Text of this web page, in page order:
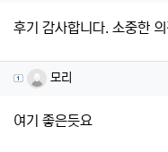
후기 감사합니다. 소중한
모리님의 댓글
모리
여기 좋은듯요